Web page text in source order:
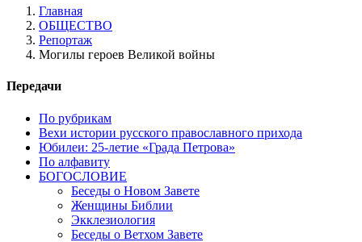
Главная
ОБЩЕСТВО
Репортаж
Могилы героев Великой войны
Передачи
По рубрикам
Вехи истории русского православного прихода
Юбилеи: 25-летие «Града Петрова»
По алфавиту
БОГОСЛОВИЕ
Беседы о Новом Завете
Женщины Библии
Экклезиология
Беседы о Ветхом Завете